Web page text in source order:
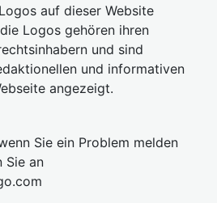
auf dieser Website
Logos gehören ihren
und sind
und informativen
angezeigt.
Sie ein Problem melden
Sie an